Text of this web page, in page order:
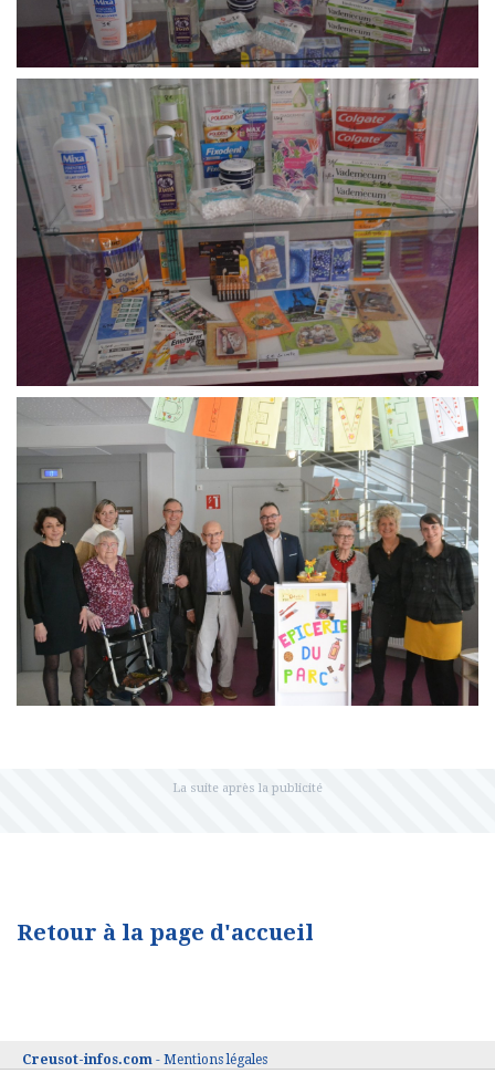
Retour à la page d'accueil
Creusot-infos.com - Mentions légales